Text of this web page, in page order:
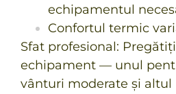
echipamentul
Confortul termic
Sfat profesional:
echipament — unul
vânturi moderate și altul